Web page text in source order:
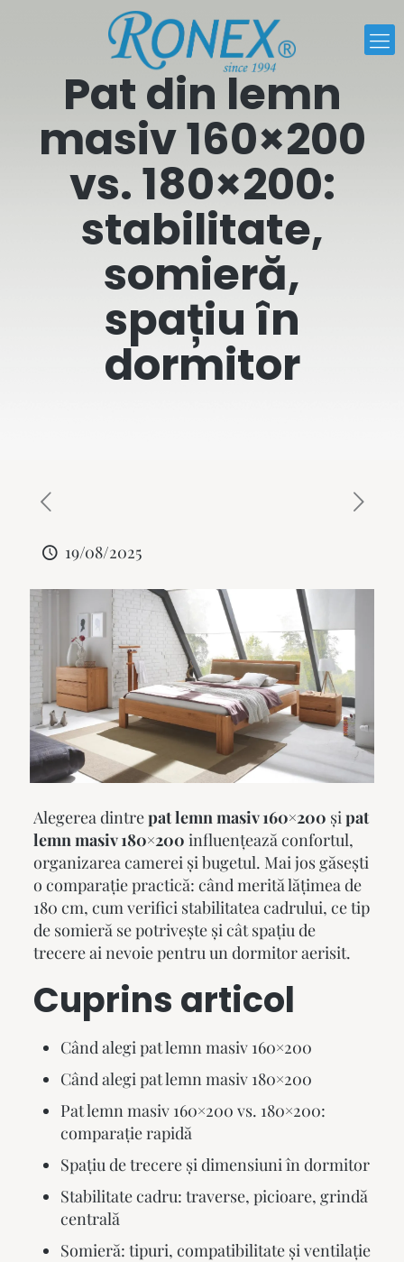
Pat din lemn
masiv 160×200
vs. 180×200:
stabilitate,
somieră,
spațiu în
dormitor
19/08/2025
Alegerea dintrepat lemn masiv 160×200 șipat
lemn masiv 180×200 influențează confortul,
organizarea camerei și bugetul. Mai jos găsești
o comparație practică: când merită lățimea de
180 cm, cum verifici stabilitatea cadrului, ce tip
de somieră se potrivește și cât spațiu de
trecere ai nevoie pentru un dormitor aerisit.
Cuprins articol
Când alegi pat lemn masiv 160×200
Când alegi pat lemn masiv 180×200
Pat lemn masiv 160×200 vs. 180×200:
comparație rapidă
Spațiu de trecere și dimensiuni în dormitor
Stabilitate cadru: traverse, picioare, grindă
centrală
Somieră: tipuri, compatibilitate și ventilație